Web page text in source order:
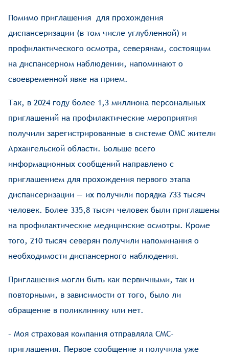
Помимо приглашения для прохождения
диспансеризации (в том числе углубленной) и
профилактического осмотра, северянам, состоящим
на диспансерном наблюдении, напоминают о
своевременной явке на прием.
Так, в 2024 году более 1,3 миллиона персональных
приглашений на профилактические мероприятия
получили зарегистрированные в системе ОМС жители
Архангельской области. Больше всего
информационных сообщений направлено с
приглашением для прохождения первого этапа
диспансеризации — их получили порядка 733 тысяч
человек. Более 335,8 тысяч человек были приглашены
на профилактические медицинские осмотры. Кроме
того, 210 тысяч северян получили напоминания о
необходимости диспансерного наблюдения.
Приглашения могли быть как первичными, так и
повторными, в зависимости от того, было ли
обращение в поликлинику или нет.
– Моя страховая компания отправляла СМС-
приглашения. Первое сообщение я получила уже